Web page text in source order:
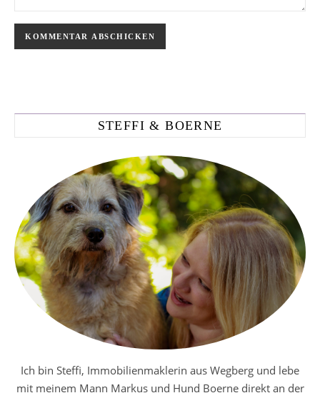
STEFFI & BOERNE
Ich bin Steffi, Immobilienmaklerin aus Wegberg und lebe
mit meinem Mann Markus und Hund Boerne direkt an der